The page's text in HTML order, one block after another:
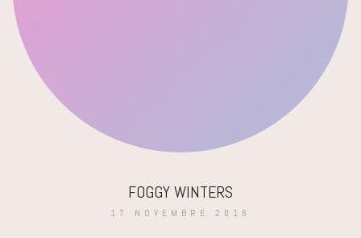
FOGGY WINTERS
17 NOVEMBRE 2016